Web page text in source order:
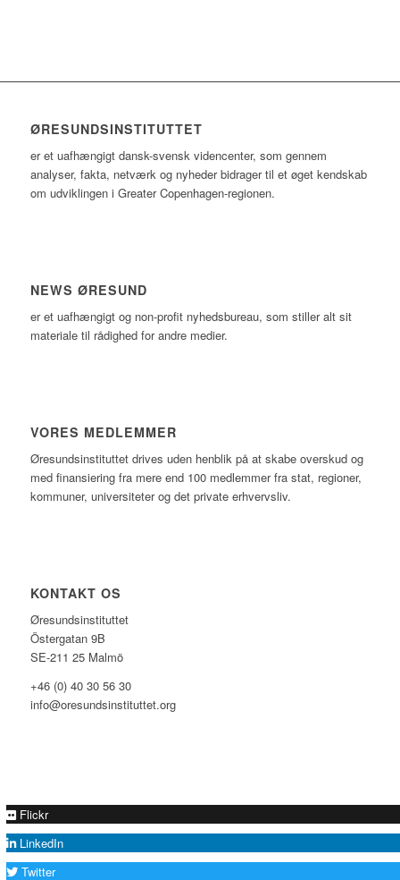
ØRESUNDSINSTITUTTET
er et uafhængigt dansk-svensk videncenter, som gennem
analyser, fakta, netværk og nyheder bidrager til et øget kendskab
om udviklingen i Greater Copenhagen-regionen.
NEWS ØRESUND
er et uafhængigt og non-profit nyhedsbureau, som stiller alt sit
materiale til rådighed for andre medier.
VORES MEDLEMMER
Øresundsinstituttet drives uden henblik på at skabe overskud og
med finansiering fra mere end 100 medlemmer fra stat, regioner,
kommuner, universiteter og det private erhvervsliv.
KONTAKT OS
Øresundsinstituttet
Östergatan 9B
SE-211 25 Malmö
+46 (0) 40 30 56 30
info@oresundsinstituttet.org
Flickr
LinkedIn
Twitter